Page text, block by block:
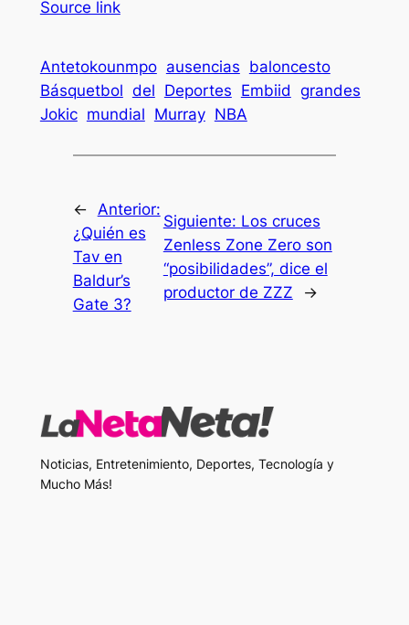
Source link
Antetokounmpo ausencias baloncesto
Básquetbol del Deportes Embiid grandes
Jokic mundial Murray NBA
←
Anterior:
¿Quién es
Tav en
Baldur’s
Gate 3?
Siguiente: Los cruces
Zenless Zone Zero son
“posibilidades”, dice el
productor de ZZZ
→
Noticias, Entretenimiento, Deportes, Tecnología y
Mucho Más!